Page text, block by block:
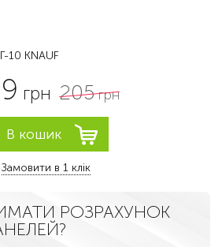
10 KNAUF
грн 205грн
Замовити в 1 клік
РОЗРАХУНОК